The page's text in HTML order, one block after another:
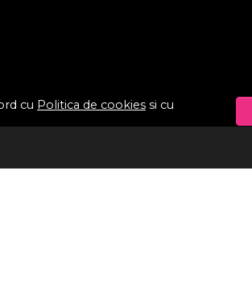
cu Politica de cookies si cu